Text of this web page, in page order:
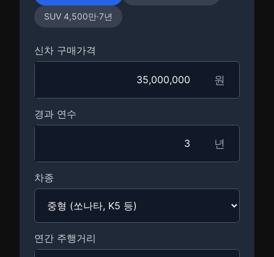
SUV 4,500만·7년
신차 구매가격
원
경과 연수
년
차종
연간 주행거리